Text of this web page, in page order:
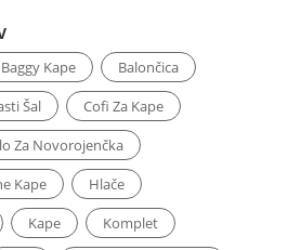
Baggy Kape
Balončica
Šal
Cofi Za Kape
Za Novorojenčka
Kape
Hlače
Kape
Komplet